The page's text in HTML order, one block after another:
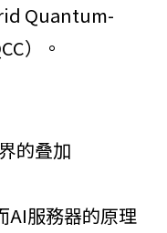
Quantum-
）。
的叠加
AI服務器的原理